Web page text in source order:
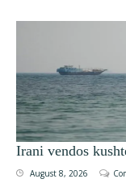
Irani vendos
August 8, 2026